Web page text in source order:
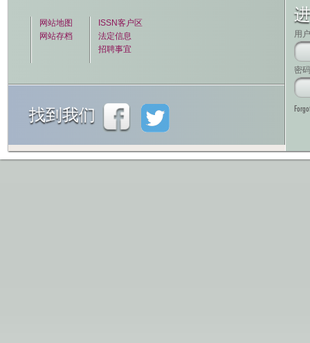
网站地图
网站存档
ISSN客户区
法定信息
招聘事宜
找到我们
用
密码